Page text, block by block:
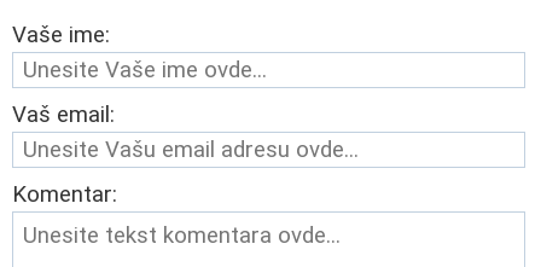
Vaše ime:
Vaš email:
Komentar: